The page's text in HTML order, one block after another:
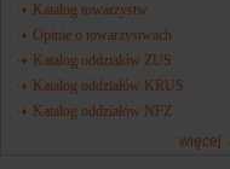
Katalog towarzystw
Opinie o towarzystwach
Katalog oddziałów ZUS
Katalog oddziałów KRUS
Katalog oddziałów NFZ
więcej